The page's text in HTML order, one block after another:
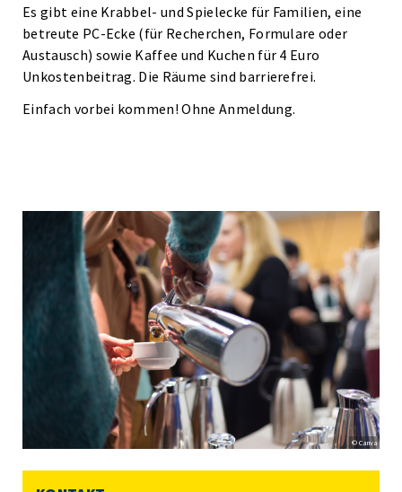
Es gibt eine Krabbel- und Spielecke für Familien, eine
betreute PC-Ecke (für Recherchen, Formulare oder
Austausch) sowie Kaffee und Kuchen für 4 Euro
Unkostenbeitrag. Die Räume sind barrierefrei.
Einfach vorbei kommen! Ohne Anmeldung.
© Canva